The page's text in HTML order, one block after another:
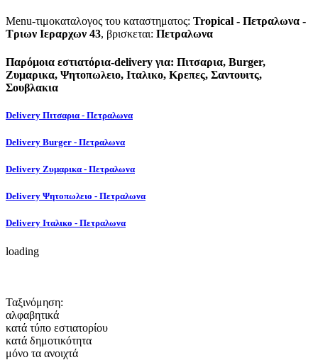
Menu-τιμοκαταλογος του καταστηματος: Tropical - Πετραλωνα -
Τριων Ιεραρχων 43, βρισκεται: Πετραλωνα
Παρόμοια εστιατόρια-delivery για: Πιτσαρια, Burger,
Ζυμαρικα, Ψητοπωλειο, Ιταλικο, Κρεπες, Σαντουιτς,
Σουβλακια
Delivery Πιτσαρια - Πετραλωνα
Delivery Burger - Πετραλωνα
Delivery Ζυμαρικα - Πετραλωνα
Delivery Ψητοπωλειο - Πετραλωνα
Delivery Ιταλικο - Πετραλωνα
loading
Ταξινόμηση:
αλφαβητικά
κατά τύπο εστιατορίου
κατά δημοτικότητα
μόνο τα ανοιχτά